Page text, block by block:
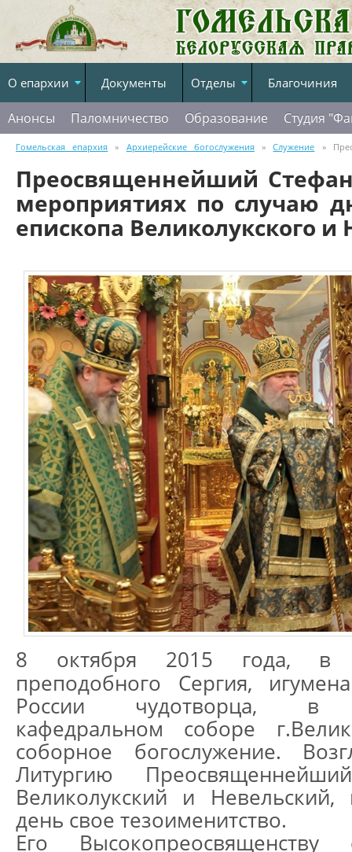
О епархии Документы Отделы Благочиния
Анонсы Паломничество Образование Студия
Гомельская епархия » Архиерейские богослужения »Служение »
мероприятиях по случаю дня тезоименитства епископа Великолукского и
Преосвященнейший
мероприятиях по случаю
епископа Великолукского и
8 октября 2015 года, в
преподобного Сергия,
России чудотворца, в
кафедральном соборе
соборное богослужение.
Литургию
Великолукский и
день свое тезоименитство.
Его Высокопреосвященству